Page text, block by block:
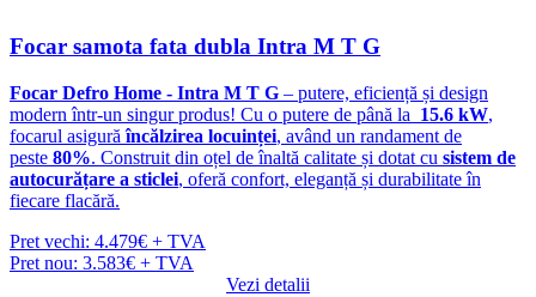
Focar samota fata dubla Intra M T G
Focar Defro Home - Intra M T G – putere, eficiență și design
modern într-un singur produs! Cu o putere de până la 15.6 kW,
focarul asigurăîncălzirea locuinței, având un randament de
peste 80%. Construit din oțel de înaltă calitate și dotat cu sistem de
autocurățare a sticlei, oferă confort, eleganță și durabilitate în
fiecare flacără.
Pret vechi: 4.479€ + TVA
Pret nou: 3.583€ + TVA
Vezi detalii